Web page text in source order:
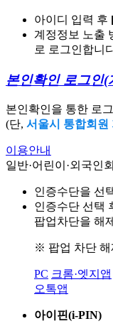
아이디 입력 후
계정정보 노출
로 로그인합니
본인확인 로그인(
본인확인을 통한 로
(단, 서울시 통합회원
이용안내
일반·어린이·외국인
인증수단을 선
인증수단 선택
팝업차단을 해
※ 팝업 차단 해
PC 크롬·엣지앱
오톡앱
아이핀(i-PIN)